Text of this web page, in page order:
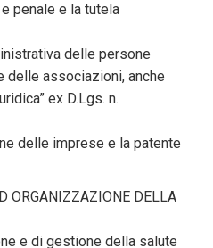
penale e la tutela
delle persone
delle associazioni, anche
ex D.Lgs. n.
delle imprese e la patente
ORGANIZZAZIONE DELLA
e di gestione della salute